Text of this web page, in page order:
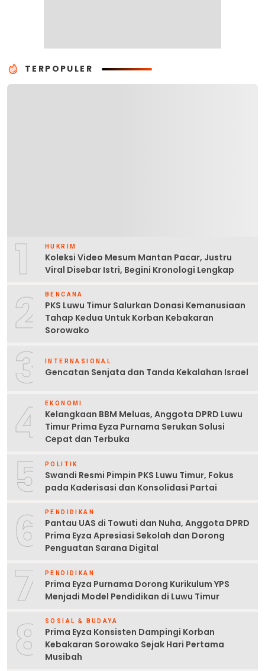
TERPOPULER
1 HUKRIM
Koleksi Video Mesum Mantan Pacar, Justru
Viral Disebar Istri, Begini Kronologi Lengkap
2 BENCANA
PKS Luwu Timur Salurkan Donasi Kemanusiaan
Tahap Kedua Untuk Korban Kebakaran
Sorowako
3 INTERNASIONAL
Gencatan Senjata dan Tanda Kekalahan Israel
4 EKONOMI
Kelangkaan BBM Meluas, Anggota DPRD Luwu
Timur Prima Eyza Purnama Serukan Solusi
Cepat dan Terbuka
5 POLITIK
Swandi Resmi Pimpin PKS Luwu Timur, Fokus
pada Kaderisasi dan Konsolidasi Partai
6 PENDIDIKAN
Pantau UAS di Towuti dan Nuha, Anggota DPRD
Prima Eyza Apresiasi Sekolah dan Dorong
Penguatan Sarana Digital
7 PENDIDIKAN
Prima Eyza Purnama Dorong Kurikulum YPS
Menjadi Model Pendidikan di Luwu Timur
8 SOSIAL & BUDAYA
Prima Eyza Konsisten Dampingi Korban
Kebakaran Sorowako Sejak Hari Pertama
Musibah